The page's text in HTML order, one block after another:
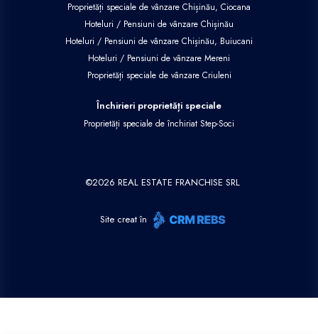
Proprietăți speciale de vânzare Chișinău, Ciocana
Hoteluri / Pensiuni de vânzare Chișinău
Hoteluri / Pensiuni de vânzare Chișinău, Buiucani
Hoteluri / Pensiuni de vânzare Mereni
Proprietăți speciale de vânzare Criuleni
Închirieri proprietăți speciale
Proprietăți speciale de închiriat Step-Soci
©2026 REAL ESTATE FRANCHISE SRL
Site creat în